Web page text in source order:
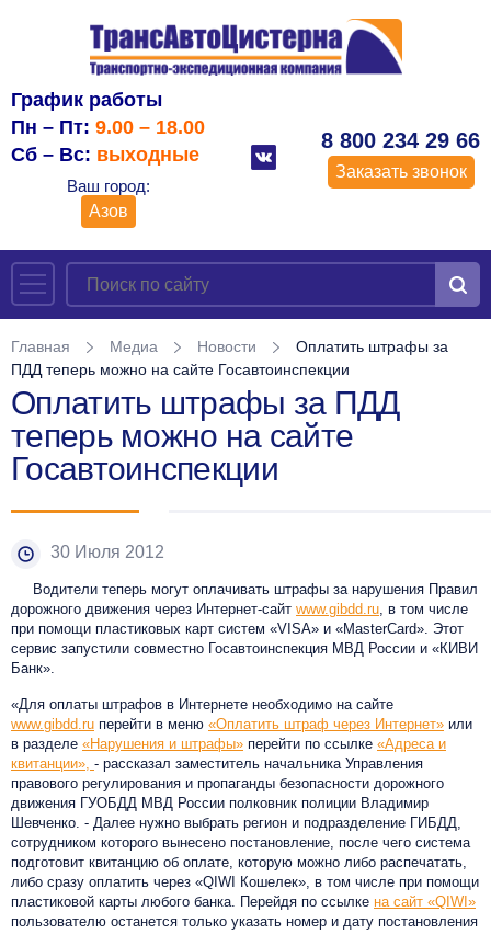
График работы
Пн – Пт: 9.00 – 18.00
Сб – Вс: выходные
Ваш город:
Азов
8 800 234 29 66
Заказать звонок
Главная Медиа Новости
Оплатить штрафы за
ПДД теперь можно на сайте Госавтоинспекции
Оплатить штрафы за ПДД
теперь можно на сайте
Госавтоинспекции
30 Июля 2012
Водители теперь могут оплачивать штрафы за нарушения Правил
дорожного движения через Интернет-сайт www.gibdd.ru , в том числе
при помощи пластиковых карт систем «VISA» и «MasterCard». Этот
сервис запустили совместно Госавтоинспекция МВД России и «КИВИ
Банк».
«Для оплаты штрафов в Интернете необходимо на сайте
www.gibdd.ru перейти в меню «Оплатить штраф через Интернет» или
в разделе «Нарушения и штрафы» перейти по ссылке «Адреса и
квитанции», - рассказал заместитель начальника Управления
правового регулирования и пропаганды безопасности дорожного
движения ГУОБДД МВД России полковник полиции Владимир
Шевченко. - Далее нужно выбрать регион и подразделение ГИБДД,
сотрудником которого вынесено постановление, после чего система
подготовит квитанцию об оплате, которую можно либо распечатать,
либо сразу оплатить через «QIWI Кошелек», в том числе при помощи
пластиковой карты любого банка. Перейдя по ссылке на сайт «QIWI»
пользователю останется только указать номер и дату постановления